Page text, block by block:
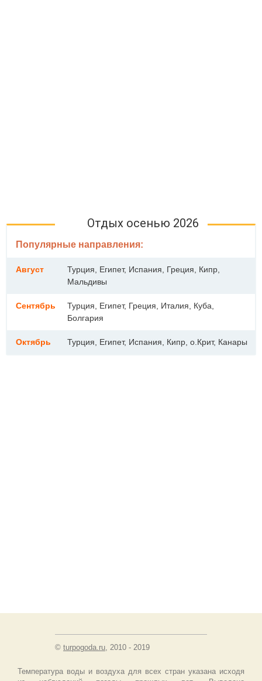
Отдых осенью 2026
Популярные направления:
Август
Турция, Египет, Испания, Греция, Кипр,
Мальдивы
Сентябрь
Турция, Египет, Греция, Италия, Куба,
Болгария
Октябрь Турция, Египет, Испания, Кипр, о.Крит, Канары
© turpogoda.ru, 2010 - 2019
Температура воды и воздуха для всех стран указана исходя